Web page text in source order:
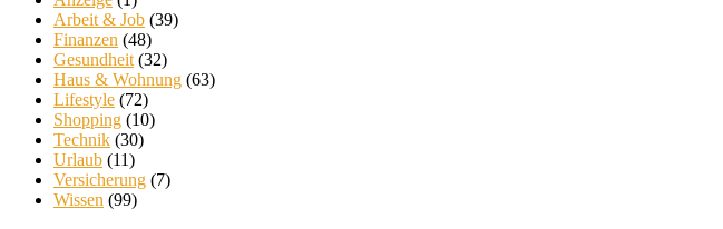
Arbeit & Job (39)
Finanzen (48)
Gesundheit (32)
Haus & Wohnung (63)
Lifestyle (72)
Shopping (10)
Technik (30)
Urlaub (11)
Versicherung (7)
Wissen (99)